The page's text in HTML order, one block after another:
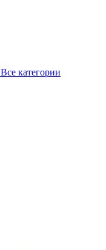
Все категории